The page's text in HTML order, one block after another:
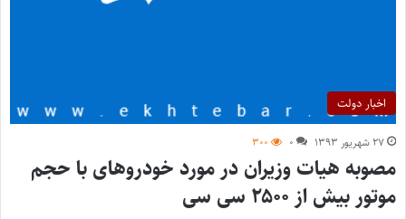
اخبار دولت
۲۷ شهریور ۱۳۹۳ ۰ ۳۰۰
مصوبه هیات وزیران در مورد خودروهای با حجم
موتور بیش از ۲۵۰۰ سی سی